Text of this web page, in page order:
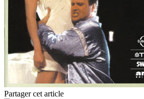
Partager cet article